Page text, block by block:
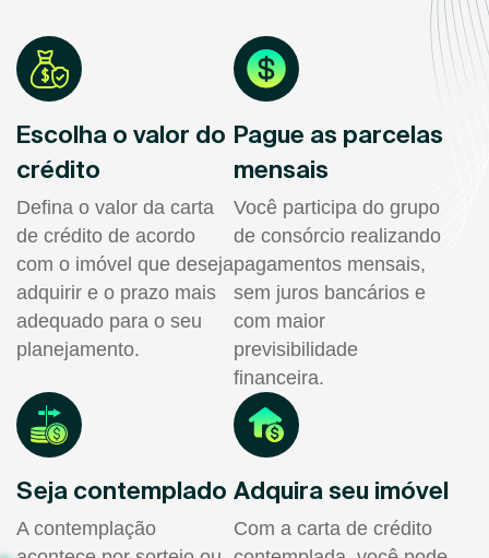
Escolha o valor do
crédito
Defina o valor da carta
de crédito de acordo
com o imóvel que deseja
adquirir e o prazo mais
adequado para o seu
planejamento.
Pague as parcelas
mensais
Você participa do grupo
de consórcio realizando
pagamentos mensais,
sem juros bancários e
com maior
previsibilidade
financeira.
Seja contemplado
A contemplação
Adquira seu imóvel
Com a carta de crédito